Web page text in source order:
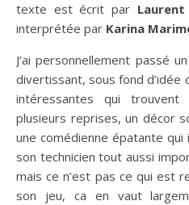
texte est écrit par Laurent
interprétée par Karina
J’ai personnellement passé
divertissant, sous fond d’idée
intéressantes qui trouvent
plusieurs reprises, un décor
une comédienne épatante
son technicien tout aussi
mais ce n’est pas ce qui est
son jeu, ca en vaut